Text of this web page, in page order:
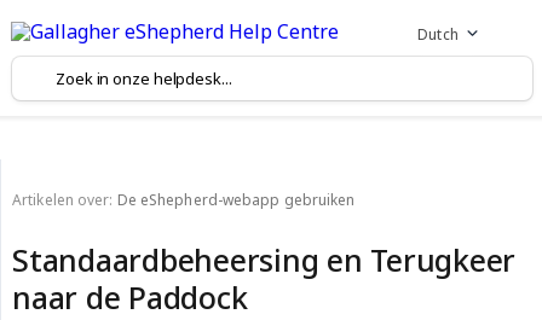
Dutch
Artikelen over: De eShepherd-webapp gebruiken
Standaardbeheersing en Terugkeer
naar de Paddock